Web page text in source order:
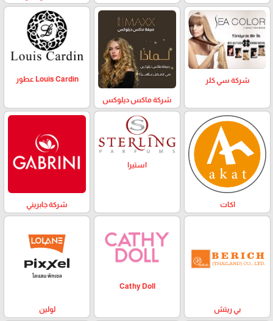
شركة سي كلر
شركة ماكس ديلوكس
Louis Cardin عطور
اكات
استيرا
شركة جابريني
بي ريتش
Cathy Doll
لولين